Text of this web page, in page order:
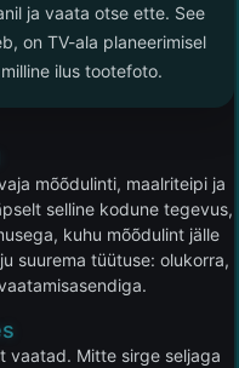
ja vaata otse ette. See
on TV-ala planeerimisel
ilus tootefoto.
mõõdulinti, maalriteipi ja
selline kodune tegevus,
kuhu mõõdulint jälle
suurema tüütuse: olukorra,
vaatad. Mitte sirge seljaga